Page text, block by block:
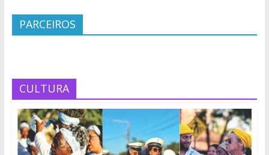
PARCEIROS
CULTURA